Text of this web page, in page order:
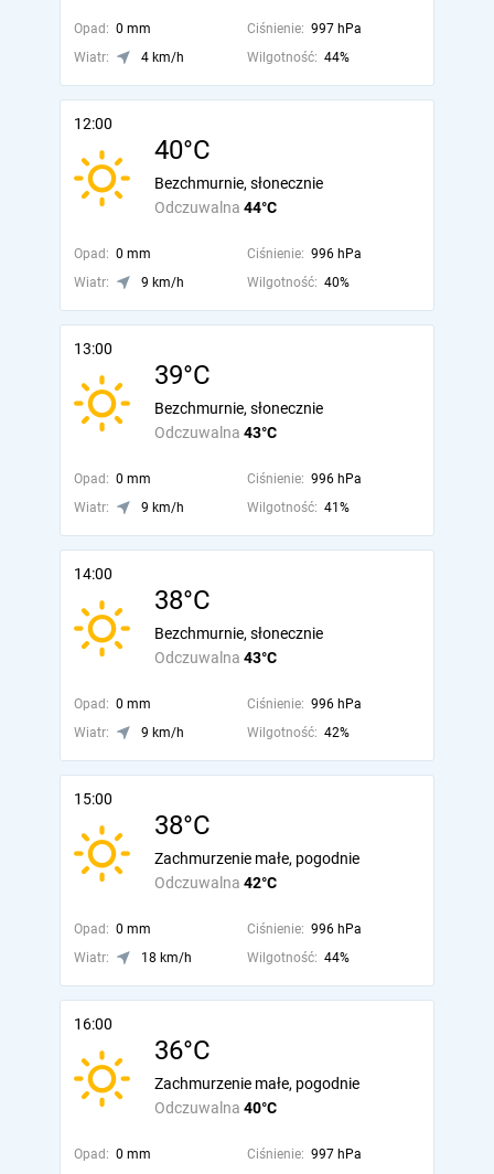
Opad: 0 mm Ciśnienie: 997 hPa
Wiatr:
4 km/h Wilgotność: 44%
12:00
40°C
Odczuwalna 44°C
Bezchmurnie, słonecznie
Opad: 0 mm Ciśnienie: 996 hPa
Wiatr:
9 km/h Wilgotność: 40%
13:00
39°C
Odczuwalna 43°C
Bezchmurnie, słonecznie
Opad: 0 mm Ciśnienie: 996 hPa
Wiatr:
9 km/h Wilgotność: 41%
14:00
38°C
Odczuwalna 43°C
Bezchmurnie, słonecznie
Opad: 0 mm Ciśnienie: 996 hPa
Wiatr:
9 km/h Wilgotność: 42%
15:00
38°C
Odczuwalna 42°C
Zachmurzenie małe, pogodnie
Opad: 0 mm Ciśnienie: 996 hPa
Wiatr:
18 km/h Wilgotność: 44%
16:00
36°C
Odczuwalna 40°C
Zachmurzenie małe, pogodnie
Opad: 0 mm Ciśnienie: 997 hPa